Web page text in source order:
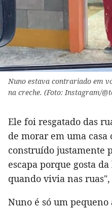
Nuno estava contrariado em
na creche. (Foto: Instagram/
Ele foi resgatado das
de morar em uma casa
construído justamente
escapa porque gosta
quando vivia nas
Nuno é só um